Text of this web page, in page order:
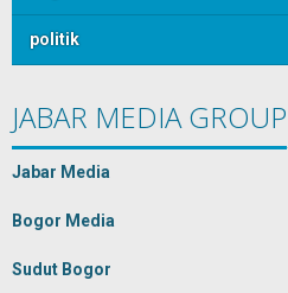
politik
JABAR MEDIA GROUP
Jabar Media
Bogor Media
Sudut Bogor